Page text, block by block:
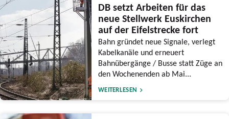
DB setzt Arbeiten für das
neue Stellwerk Euskirchen
auf der Eifelstrecke fort
Bahn gründet neue Signale, verlegt
Kabelkanäle und erneuert
Bahnübergänge / Busse statt Züge an
den Wochenenden ab Mai...
WEITERLESEN